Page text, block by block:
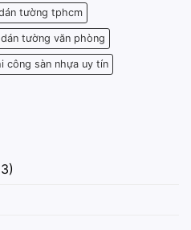
tường tphcm
tường văn phòng
công sàn nhựa uy tín